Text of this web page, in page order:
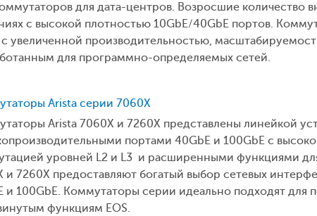
для дата-центров. Возросшие количество
с высокой плотностью 10GbE/40GbE портов.
увеличенной производительностью,
для программно-определяемых сетей.
Arista серии 7060X
Arista 7060X и 7260X представлены линейкой
портами 40GbE и 100GbE с
уровней L2 и L3 и расширенными функциями
и 7260X предоставляют богатый выбор сетевых
и 100GbE. Коммутаторы серии идеально подходят для
функциям EOS.